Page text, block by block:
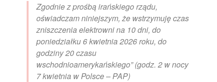
Zgodnie z prośbą irańskiego rządu,
oświadczam niniejszym, że wstrzymuję czas
zniszczenia elektrowni na 10 dni, do
poniedziałku 6 kwietnia 2026 roku, do
godziny 20 czasu
wschodnioamerykańskiego” (godz. 2 w nocy
7 kwietnia w Polsce – PAP)